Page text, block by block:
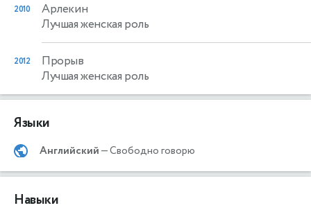
2010
Арлекин
Лучшая женская роль
2012
Прорыв
Лучшая женская роль
Языки
Английский— Свободно говорю
Навыки